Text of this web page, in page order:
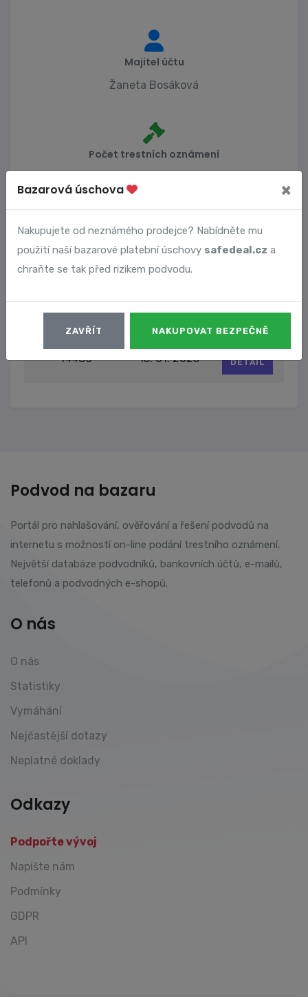
Majitel účtu
Žaneta Bosáková
Počet trestních oznámení
Vyhledané podvody
14244 16. 12. 2024
14480 13. 01. 2025 DETAIL
Podvod na bazaru
Portál pro nahlašování, ověřování a řešení podvodů na
internetu s možností on-line podání trestního oznámení.
Největší databáze podvodníků, bankovních účtů, e-mailů,
telefonů a podvodných e-shopů.
O nás
O nás
Statistiky
Vymáhání
Nejčastější dotazy
Neplatné doklady
Odkazy
Podpořte vývoj
Napište nám
Podmínky
GDPR
API
Bazarová úschova ×
Nakupujete od neznámého prodejce? Nabídněte mu
použití naší bazarové platební úschovy safedeal.cz a
chraňte se tak před rizikem podvodu.
ZAVŘÍT NAKUPOVAT BEZPEČNĚ